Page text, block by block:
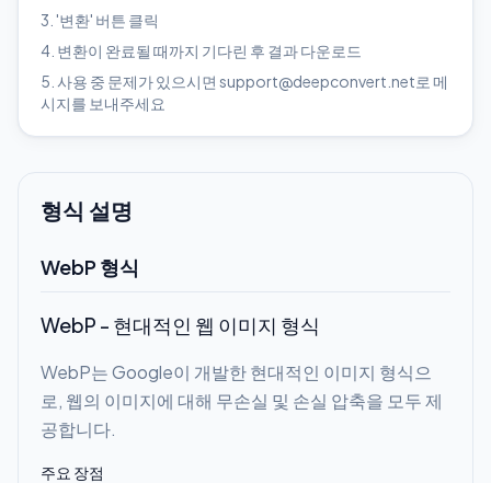
'변환' 버튼 클릭
변환이 완료될 때까지 기다린 후 결과 다운로드
사용 중 문제가 있으시면 support@deepconvert.net로 메
시지를 보내주세요
형식 설명
WebP 형식
WebP - 현대적인 웹 이미지 형식
WebP는 Google이 개발한 현대적인 이미지 형식으
로, 웹의 이미지에 대해 무손실 및 손실 압축을 모두 제
공합니다.
주요 장점